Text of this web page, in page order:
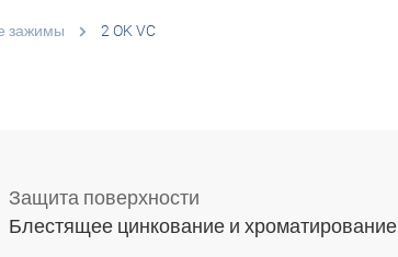
зажимы 2 OK VC
Защита поверхности
Блестящее цинкование и хроматирование